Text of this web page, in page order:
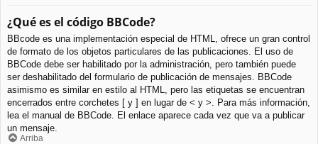
¿Qué es el código BBCode?
BBcode es una implementación especial de HTML, ofrece un gran control
de formato de los objetos particulares de las publicaciones. El uso de
BBCode debe ser habilitado por la administración, pero también puede
ser deshabilitado del formulario de publicación de mensajes. BBCode
asimismo es similar en estilo al HTML, pero las etiquetas se encuentran
encerrados entre corchetes [ y ] en lugar de < y >. Para más información,
lea el manual de BBCode. El enlace aparece cada vez que va a publicar
un mensaje.
Arriba